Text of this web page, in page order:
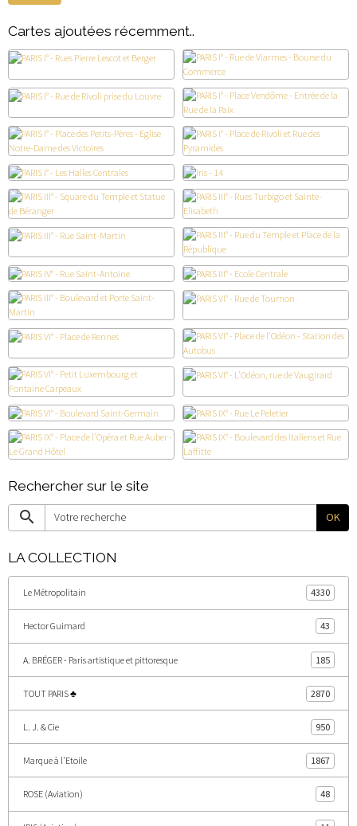
Cartes ajoutées récemment..
Rechercher sur le site
OK
LA COLLECTION
Le Métropolitain 4330
Hector Guimard 43
A. BRÉGER - Paris artistique et pittoresque 185
TOUT PARIS ♣ 2870
L. J. & Cie 950
Marque à l'Etoile 1867
ROSE (Aviation) 48